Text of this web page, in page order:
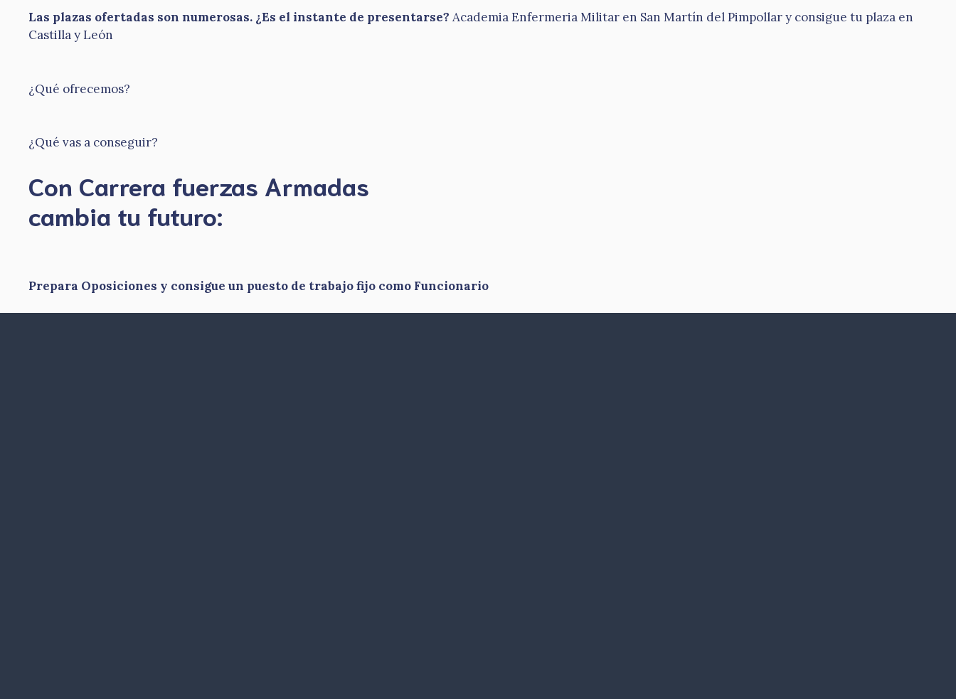
Las plazas ofertadas son numerosas. ¿Es el instante de presentarse? Academia Enfermeria Militar en San Martín del Pimpollar y consigue tu plaza en
Castilla y León
¿Qué ofrecemos?
¿Qué vas a conseguir?
Con Carrera fuerzas Armadas
​cambia tu futuro:
Prepara Oposiciones y consigue un puesto de trabajo fijo como Funcionario